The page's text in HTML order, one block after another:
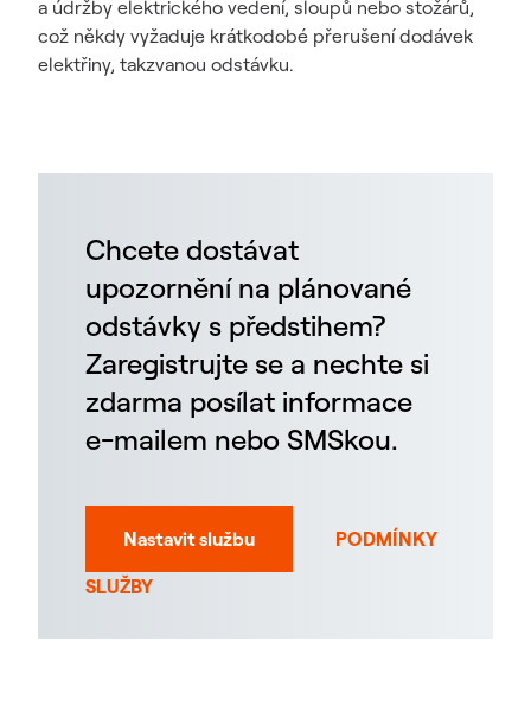
a údržby elektrického vedení, sloupů nebo stožárů,
což někdy vyžaduje krátkodobé přerušení dodávek
elektřiny, takzvanou odstávku.
Chcete dostávat
upozornění na plánované
odstávky s předstihem?
Zaregistrujte se a nechte si
zdarma posílat informace
e-mailem nebo SMSkou.
Nastavit službu
PODMÍNKY
SLUŽBY